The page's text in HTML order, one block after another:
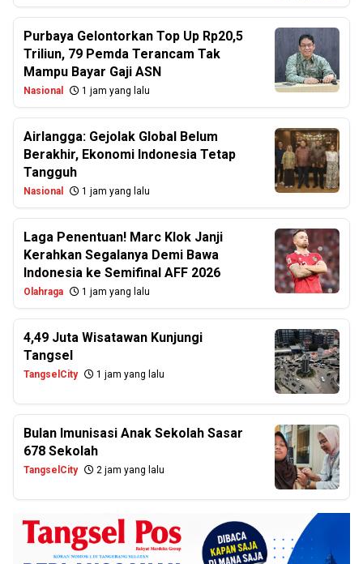
Purbaya Gelontorkan Top Up Rp20,5
Triliun, 79 Pemda Terancam Tak
Mampu Bayar Gaji ASN
Nasional 1 jam yang lalu
Airlangga: Gejolak Global Belum
Berakhir, Ekonomi Indonesia Tetap
Tangguh
Nasional 1 jam yang lalu
Laga Penentuan! Marc Klok Janji
Kerahkan Segalanya Demi Bawa
Indonesia ke Semifinal AFF 2026
Olahraga 1 jam yang lalu
4,49 Juta Wisatawan Kunjungi
Tangsel
TangselCity 1 jam yang lalu
Bulan Imunisasi Anak Sekolah Sasar
678 Sekolah
TangselCity 2 jam yang lalu